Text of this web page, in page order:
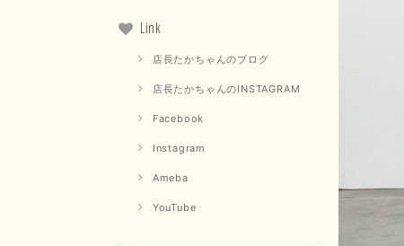
Link
店長たかちゃんのブログ
店長たかちゃんのINSTAGRAM
Facebook
Instagram
Ameba
YouTube